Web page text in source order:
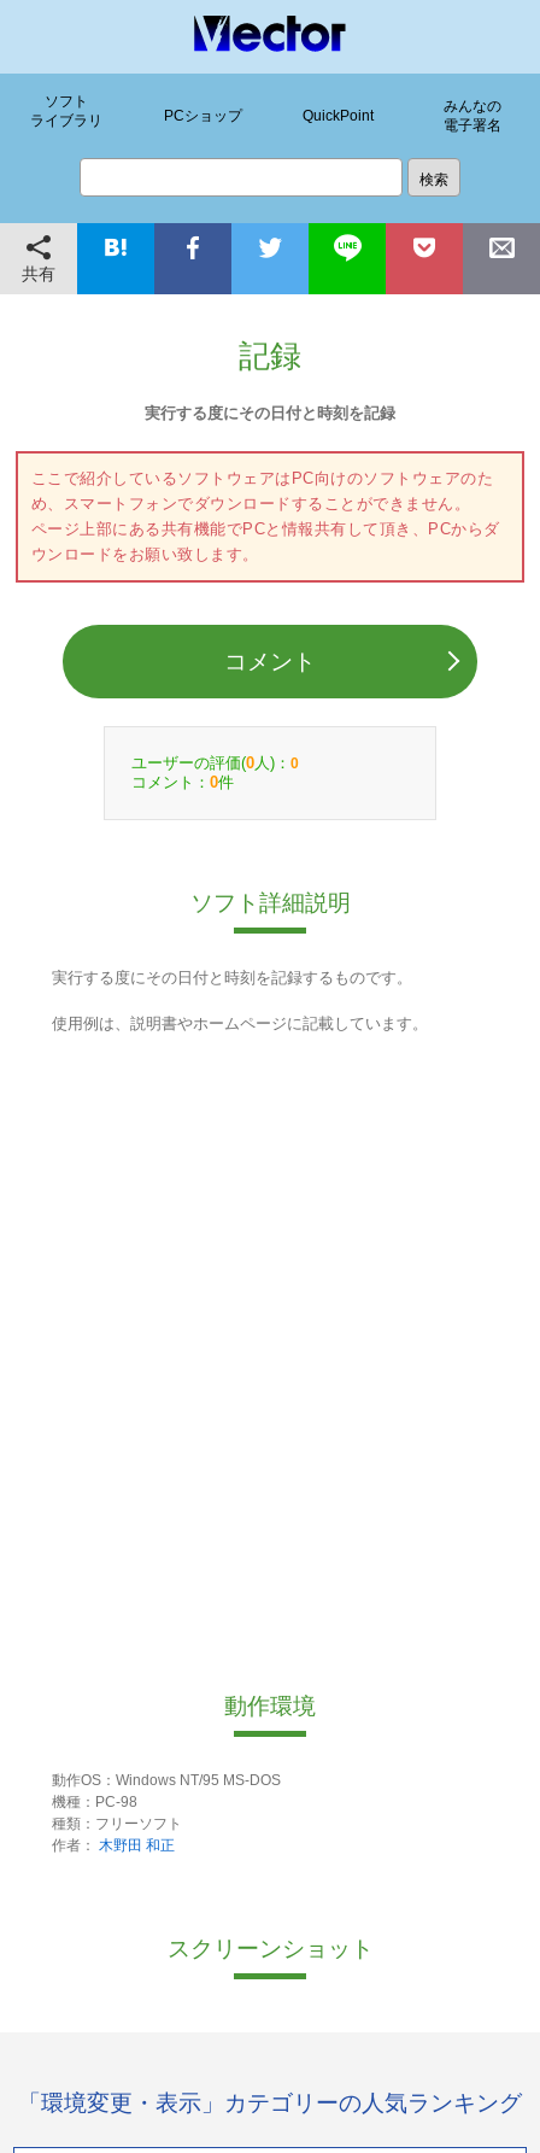
ソフト
ライブラリ
PCショップ QuickPoint
みんなの
電子署名
共有
記録
実行する度にその日付と時刻を記録
ここで紹介しているソフトウェアはPC向けのソフトウェアのた
め、スマートフォンでダウンロードすることができません。
ページ上部にある共有機能でPCと情報共有して頂き、PCからダ
ウンロードをお願い致します。
コメント
ユーザーの評価(0 人)： 0
コメント： 0件
ソフト詳細説明
実行する度にその日付と時刻を記録するものです。
使用例は、説明書やホームページに記載しています。
動作環境
動作OS：Windows NT/95 MS-DOS
機種：PC-98
種類：フリーソフト
作者： 木野田 和正
スクリーンショット
「環境変更・表示」カテゴリーの人気ランキング